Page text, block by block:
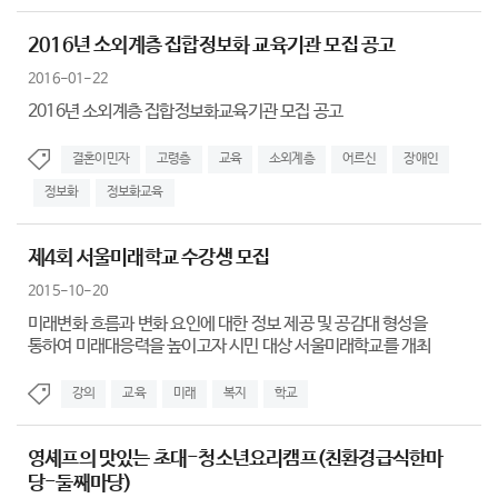
2016년 소외계층 집합정보화 교육기관 모집 공고
2016-01-22
2016년 소외계층 집합정보화교육기관 모집 공고
결혼이민자 고령층 교육 소외계층 어르신 장애인
정보화 정보화교육
제4회 서울미래학교 수강생 모집
2015-10-20
미래변화 흐름과 변화 요인에 대한 정보 제공 및 공감대 형성을
통하여 미래대응력을 높이고자 시민 대상 서울미래학교를 개최
강의 교육 미래 복지 학교
영셰프의 맛있는 초대-청소년요리캠프(친환경급식한마
당-둘째마당)